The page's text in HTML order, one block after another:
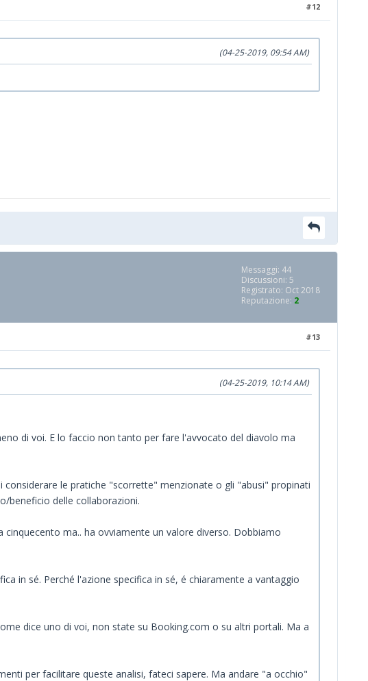
#12
(04-25-2019, 09:54 AM)
Messaggi: 44
Discussioni: 5
Registrato: Oct 2018
Reputazione: 2
#13
(04-25-2019, 10:14 AM)
di voi. E lo faccio non tanto per fare l'avvocato del diavolo ma
le pratiche "scorrette" menzionate o gli "abusi" propinati
beneficio delle collaborazioni.
ma.. ha ovviamente un valore diverso. Dobbiamo
in sé. Perché l'azione specifica in sé, é chiaramente a vantaggio
dice uno di voi, non state su Booking.com o su altri portali. Ma a
per facilitare queste analisi, fateci sapere. Ma andare "a occhio"